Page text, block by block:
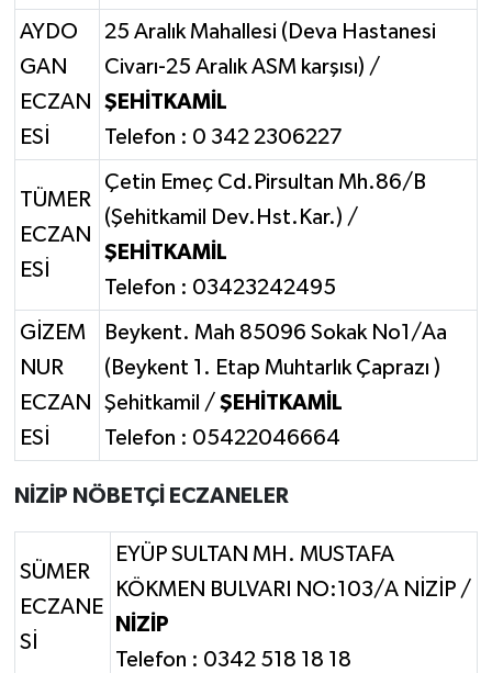
AYDO
GAN
ECZAN
ESİ
25 Aralık Mahallesi (Deva Hastanesi
Civarı-25 Aralık ASM karşısı) /
ŞEHİTKAMİL
Telefon : 0 342 2306227
TÜMER
ECZAN
ESİ
Çetin Emeç Cd.Pirsultan Mh.86/B
(Şehitkamil Dev.Hst.Kar.) /
ŞEHİTKAMİL
Telefon : 03423242495
GİZEM
NUR
ECZAN
ESİ
Beykent. Mah 85096 Sokak No1/Aa
(Beykent 1. Etap Muhtarlık Çaprazı )
Şehitkamil / ŞEHİTKAMİL
Telefon : 05422046664
NİZİP NÖBETÇİ ECZANELER
SÜMER
ECZANE
Sİ
EYÜP SULTAN MH. MUSTAFA
KÖKMEN BULVARI NO:103/A NİZİP /
NİZİP
Telefon : 0342 518 18 18